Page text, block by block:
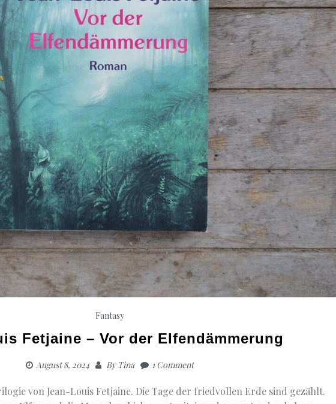
Fantasy
Fetjaine – Vor der Elfendämmerung
August 8, 2024 ByTina 1 Comment
von Jean-Louis Fetjaine. Die Tage der friedvollen Erde sind gezählt.